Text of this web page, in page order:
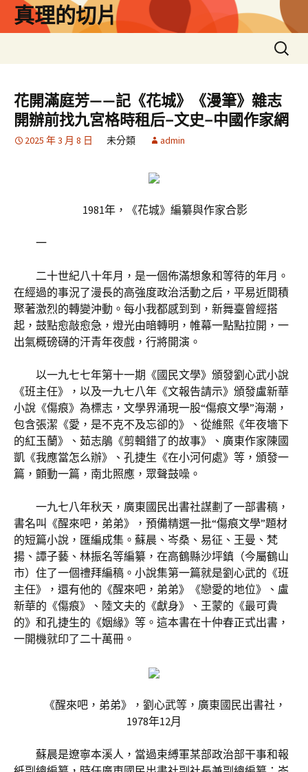
真理的切片
搜
尋
鍵
字:
花開滿庭芳——記《花城》《漫筆》雜志
開辦前找九宮格時租后–文史–中國作家網
2025 年 3 月 8 日 未分類 admin
1981年，《花城》編纂與作家合影
一
二十世紀八十年月，是一個佈滿想象和等待的年月。
在經過的事況了漫長的高強度政治活動之后，平易近間積
聚著激烈的轉變沖動。每小我都感到到，新舞臺曾經搭
起，鼓點愈敲愈急，燈光由暗轉明，帷幕一點點拉開，一
出氣概磅礴的汗青年夜戲，行將開演。
以一九七七年第十一期《國民文學》頒發劉心武小說
《班主任》，以及一九七八年《文報告請示》頒發盧新華
小說《傷痕》為標志，文學界涌現一股“傷痕文學”海潮，
包含張潔《愛，是不克不及忘卻的》、從維熙《年夜墻下
的紅玉蘭》、茹志鵑《剪輯錯了的故事》、廣東作家陳國
凱《我應當怎么辦》、孔捷生《在小河何處》等，頒發一
篇，顫動一篇，南北照應，眾聲鼓噪。
一九七八年秋天，廣東國民出書社謀劃了一部書稿，
書名叫《醒來吧，弟弟》，預備精選一批“傷痕文學”題材
的短篇小說，匯編成集。蘇晨、岑桑、易征、王曼、梵
揚、譚子藝、林振名等編纂，在高鶴縣沙坪鎮（今屬鶴山
市）住了一個禮拜編稿。小說集第一篇就是劉心武的《班
主任》，還有他的《醒來吧，弟弟》《戀愛的地位》、盧
新華的《傷痕》、陸文夫的《獻身》、王蒙的《最可貴
的》和孔捷生的《姻緣》等。這本書在十仲春正式出書，
一開機就印了二十萬冊。
《醒來吧，弟弟》，劉心武等，廣東國民出書社，
1978年12月
蘇晨是遼寧本溪人，當過束縛軍某部政治部干事和報